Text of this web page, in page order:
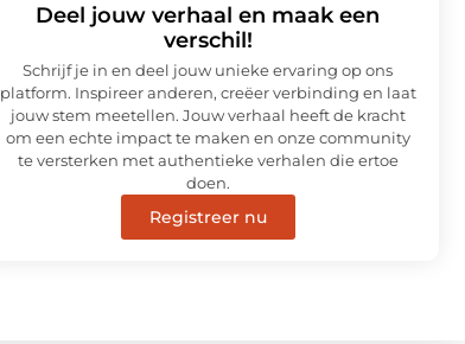
Deel jouw verhaal en maak een
verschil!
Schrijf je in en deel jouw unieke ervaring op ons
platform. Inspireer anderen, creëer verbinding en laat
jouw stem meetellen. Jouw verhaal heeft de kracht
om een echte impact te maken en onze community
te versterken met authentieke verhalen die ertoe
doen.
Registreer nu